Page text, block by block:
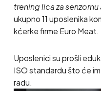
trening lica za senzornu
ukupno 11 uposlenika
kćerke firme Euro Meat.
Uposlenici su prošli
ISO standardu što će
radu.